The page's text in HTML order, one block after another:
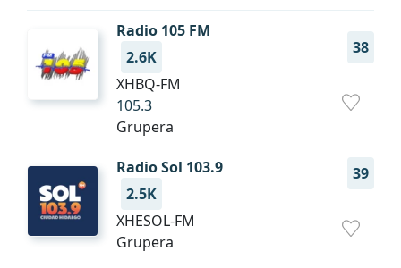
Radio 105 FM
38
2.6K
XHBQ-FM
105.3
Grupera
Radio Sol 103.9
39
2.5K
XHESOL-FM
Grupera